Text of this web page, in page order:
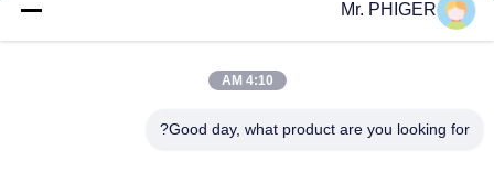
خريطة الموقع
الأحداث
Mr. PHIGER
4:10 AM
Good day, what product are you looking for?